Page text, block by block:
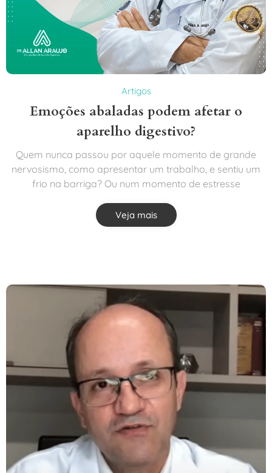
Artigos
Emoções abaladas podem afetar o
aparelho digestivo?
Quem nunca passou por aquele momento de grande
nervosismo, como apresentar um trabalho, e sentiu um
frio na barriga? Ou num momento de estresse
Veja mais